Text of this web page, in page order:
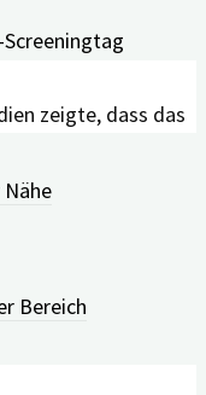
Bereich
auch
zeigte, dass das
niedrigeren
verbunden
mit der
hängen von